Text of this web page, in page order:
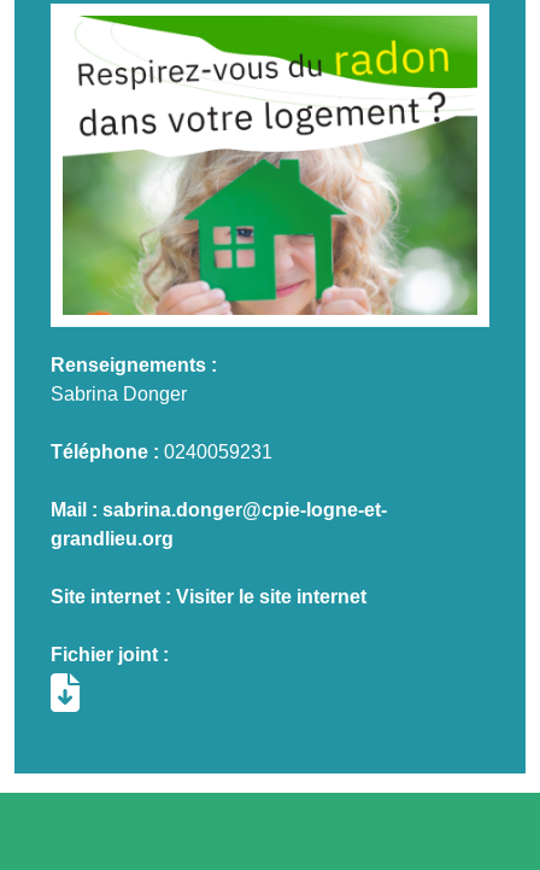
Renseignements :
Sabrina Donger
Téléphone : 0240059231
Mail : sabrina.donger@cpie-logne-et-
grandlieu.org
Site internet : Visiter le site internet
Fichier joint :